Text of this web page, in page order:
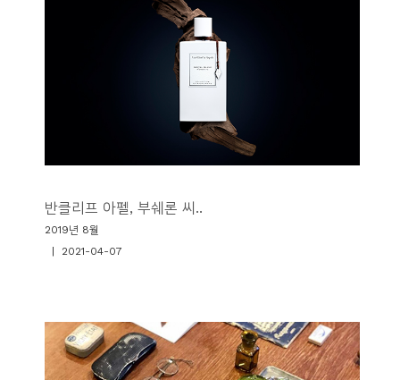
반클리프 아펠, 부쉐론 씨..
2019년 8월
| 2021-04-07